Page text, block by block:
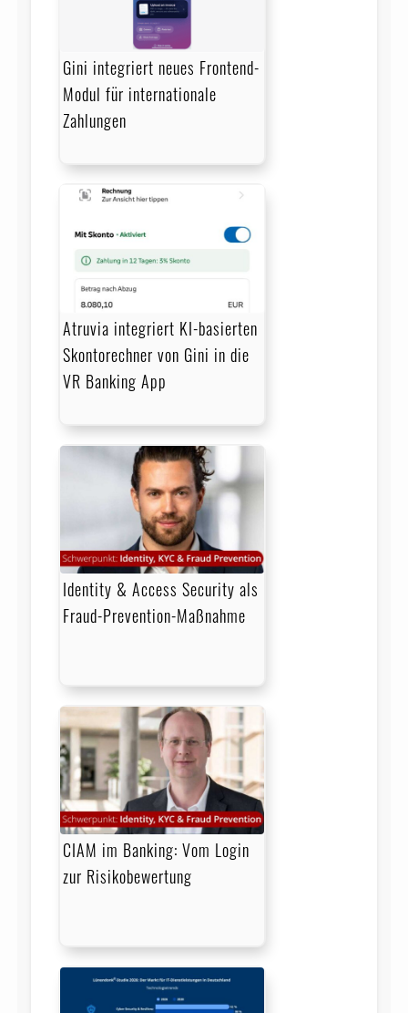
Gini integriert neues Frontend-
Modul für internationale
Zahlungen
Atruvia integriert KI-basierten
Skontorechner von Gini in die
VR Banking App
Identity & Access Security als
Fraud-Prevention-Maßnahme
CIAM im Banking: Vom Login
zur Risikobewertung